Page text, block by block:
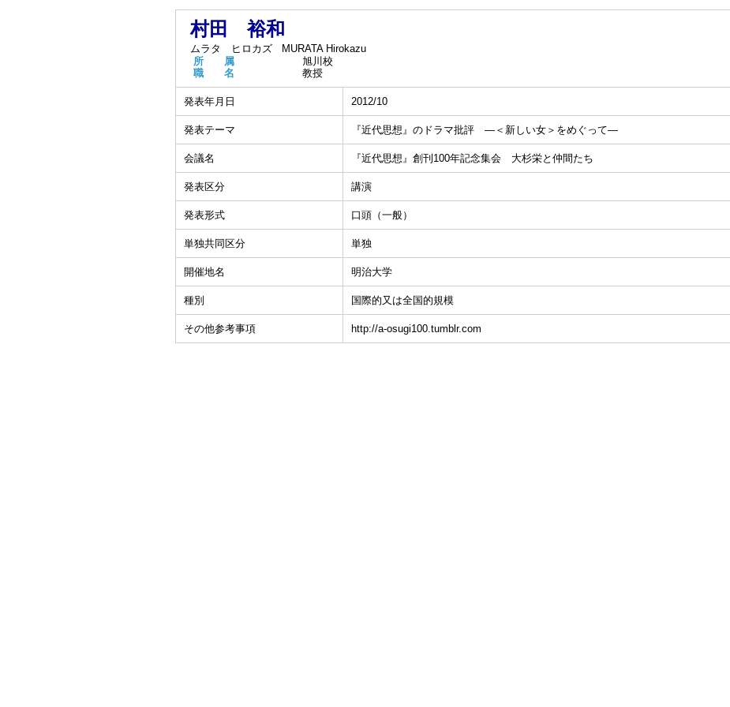
村田 裕和
ムラタ ヒロカズ
MURATA Hirokazu
所 属
旭川校
職 名
教授
発表年月日 2012/10
発表テーマ 『近代思想』のドラマ批評 ―＜新しい女＞をめぐって―
会議名 『近代思想』創刊100年記念集会 大杉栄と仲間たち
発表区分 講演
発表形式 口頭（一般）
単独共同区分 単独
開催地名 明治大学
種別 国際的又は全国的規模
その他参考事項 http://a-osugi100.tumblr.com